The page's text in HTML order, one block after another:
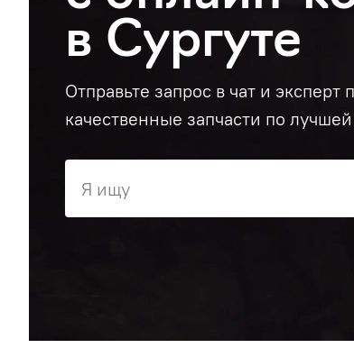
в Сургуте
Отправьте запрос в чат и эксперт
качественные запчасти по
Я ищу